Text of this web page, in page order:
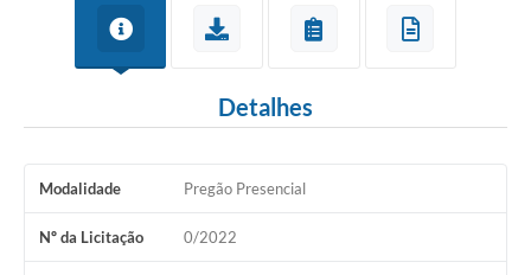
Detalhes
Modalidade Pregão Presencial
Nº da Licitação 0/2022